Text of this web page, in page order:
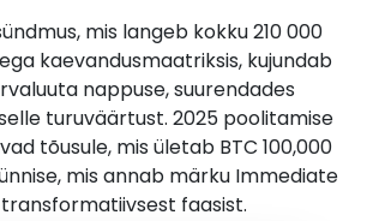
mis langeb kokku 210 000
kaevandusmaatriksis, kujundab
nappuse, suurendades
turuväärtust. 2025 poolitamise
tõusule, mis ületab BTC 100,000
mis annab märku Immediate
faasist.